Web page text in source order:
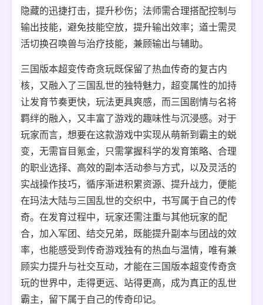
隐藏的迅捷打击，提升秒伤；法师需合理搭配控制与
输出技能，避免技能空放，提升输出效率；道士需灵
活切换召唤兽与治疗技能，兼顾输出与辅助。
三国版本超变传奇贪玩既保留了热血传奇的复古内
核，又融入了三国乱世的独特魅力，超变属性的加持
让发育节奏更快，玩法更具爽感，而三国剧情与名将
羁绊的融入，又丰富了游戏的趣味性与沉浸感。对于
玩家而言，想要在这款游戏中实现从萌新到霸主的蜕
变，无需盲目氪金，只需掌握科学的发育策略、合理
的职业选择、高效的副本活动参与方式，以及灵活的
实战操作技巧，循序渐进积累资源、提升战力，便能
在玛法大陆与三国乱世的交织中，书写属于自己的传
奇。在发育过程中，玩家还需注重与其他玩家的配
合，加入军团、结交兄弟，既能提升副本与团战的效
率，也能感受到传奇游戏独有的热血与温情，唯有兼
顾实力提升与社交互动，才能在三国版本超变传奇贪
玩的世界中，走得更远、站得更高，成为真正的乱世
霸主，留下属于自己的传奇印记。